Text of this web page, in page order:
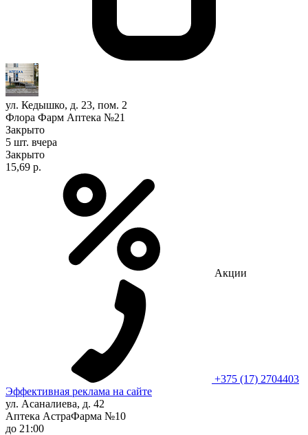
ул. Кедышко, д. 23, пом. 2
Флора Фарм Аптека №21
Закрыто
5 шт. вчера
Закрыто
15,69 р.
Акции
+375 (17) 2704403
Эффективная реклама на сайте
ул. Асаналиева, д. 42
Аптека АстраФарма №10
до 21:00